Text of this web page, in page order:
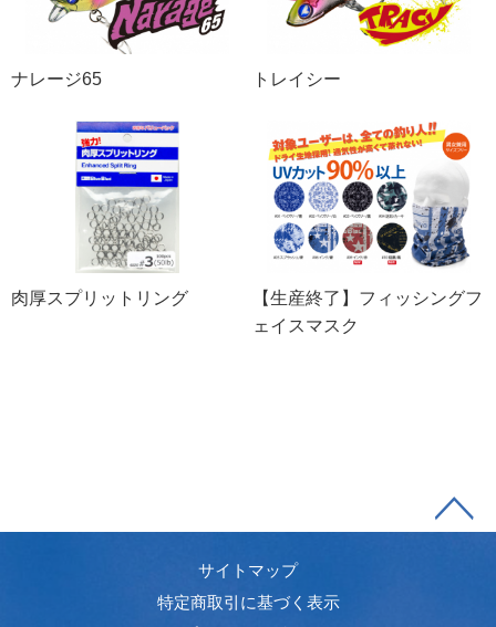
ナレージ65 トレイシー
肉厚スプリットリング
【生産終了】フィッシングフ
ェイスマスク
サイトマップ
特定商取引に基づく表示